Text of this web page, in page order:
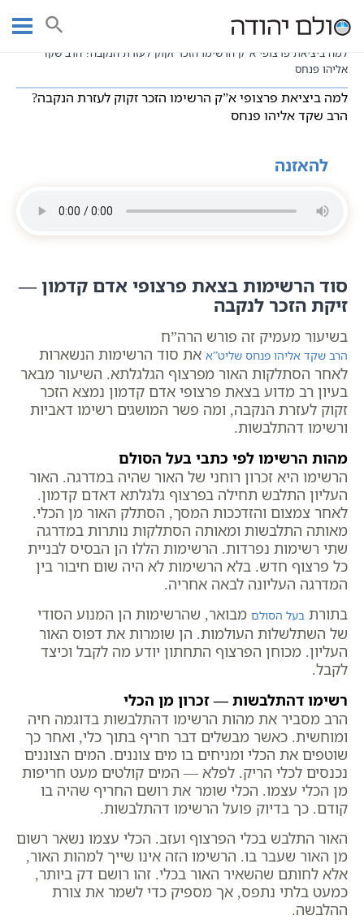
content
עמוד ראשי
שיעורי קבלה כתבי אשלג
חסידות כללי
למה ביציאת פרצופי א”ק הרשימו הזכר זקוק לעזרת הנקבה? הרב שקד
אליהו פנחס
למה ביציאת פרצופי א”ק הרשימו הזכר זקוק לעזרת הנקבה?
הרב שקד אליהו פנחס
להאזנה
סוד הרשימות בצאת פרצופי אדם קדמון —
זיקת הזכר לנקבה
בשיעור מעמיק זה פורש הרה”ח
הרב שקד אליהו פנחס שליט”א את סוד הרשימות הנשארות
לאחר הסתלקות האור מפרצוף הגלגלתא. השיעור מבאר
בעיון רב מדוע בצאת פרצופי אדם קדמון נמצא הזכר
זקוק לעזרת הנקבה, ומה פשר המושגים רשימו דאביות
ורשימו דהתלבשות.
מהות הרשימו לפי כתבי בעל הסולם
הרשימו היא זכרון רוחני של האור שהיה במדרגה. האור
העליון התלבש תחילה בפרצוף גלגלתא דאדם קדמון.
לאחר צמצום והזדככות המסך, הסתלק האור מן הכלי.
מאותה התלבשות ומאותה הסתלקות נותרות במדרגה
שתי רשימות נפרדות. הרשימות הללו הן הבסיס לבניית
כל פרצוף חדש. בלא הרשימות לא היה שום חיבור בין
המדרגה העליונה לבאה אחריה.
בתורת בעל הסולם מבואר, שהרשימות הן המנוע הסודי
של השתלשלות העולמות. הן שומרות את דפוס האור
העליון. מכוחן הפרצוף התחתון יודע מה לקבל וכיצד
לקבל.
רשימו דהתלבשות — זכרון מן הכלי
הרב מסביר את מהות הרשימו דהתלבשות בדוגמה חיה
ומוחשית. כאשר מבשלים דבר חריף בתוך כלי, ואחר כך
שוטפים את הכלי ומניחים בו מים צוננים. המים הצוננים
נכנסים לכלי הריק. לפלא — המים קולטים מעט חריפות
מן הכלי עצמו. הכלי שומר את רושם החריף שהיה בו
קודם. כך בדיוק פועל הרשימו דהתלבשות.
האור התלבש בכלי הפרצוף ועזב. הכלי עצמו נשאר רשום
מן האור שעבר בו. הרשימו הזה אינו שייך למהות האור,
אלא לחותם שהשאיר האור בכלי. זהו רושם דק ביותר,
כמעט בלתי נתפס, אך מספיק כדי לשמר את צורת
ההלבשה.